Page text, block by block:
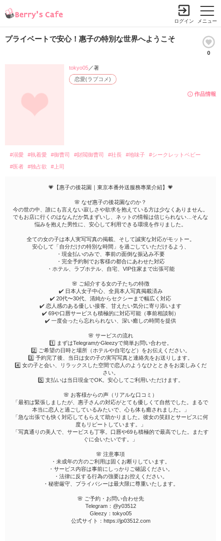
メニュー
ログイン
プライベートで安心！惠子の特別な世界へようこそ
0
作品情報
恋愛(ラブコメ)
tokyo05／著
#溺愛 #執着愛 #御曹司 #財閥御曹司 #社長 #地味子
#シークレットベビー
#医者
#独占欲 #上司
💗【惠子の後花園｜東京本番外送服務專業介紹】💗
🌸 なぜ惠子の後花園なのか？
今の世の中、誰にも言えない寂しさや欲求を抱えている方は少なくありません。
でもお店に行くのはなんだか気まずいし、ネットの情報は信じられない…そんな
悩みを抱えた男性に、安心して利用できる環境を作りました。
全ての女の子は本人実写写真の掲載、そして誠実な対応がモットー。
安心して「自分だけの特別な時間」を過ごしていただけるよう、
・現金払いのみで、事前の面倒な振込み不要
・完全予約制でお客様の都合にあわせた対応
・ホテル、ラブホテル、自宅、VIP住家まで出張可能
🌸 ご紹介する女の子たちの特徴
✔️ 日本人女子中心、全員本人写真掲載済み
✔️ 20代〜30代、清純からセクシーまで幅広く対応
✔️ 恋人感のある優しい接客、甘えたい気分に寄り添います
✔️ 69や口唇サービスも積極的に対応可能（事前相談制）
✔️ 一度会ったら忘れられない、深い癒しの時間を提供
🌸 サービスの流れ
1️⃣ まずはTelegramかGleezyで簡単お問い合わせ。
2️⃣ ご希望の日時と場所（ホテルや自宅など）をお伝えください。
3️⃣ 予約完了後、当日は女の子の実写写真と連絡先をお送りします。
4️⃣ 女の子と会い、リラックスした空間で恋人のようなひとときをお楽しみくだ
さい。
5️⃣ 支払いは当日現金でOK。安心してご利用いただけます。
🌸 お客様からの声（リアルな口コミ）
「最初は緊張しましたが、惠子さんの対応がとても優しくて自然でした。まるで
本当に恋人と過ごしているみたいで、心も体も癒されました。」
「急な出張でも快く対応してもらえて助かりました。彼女の笑顔とサービスに何
度もリピートしています。」
「写真通りの美人で、サービスも丁寧。口唇や69も積極的で最高でした。またす
ぐに会いたいです。」
🌸 注意事項
・未成年の方のご利用は固くお断りしています。
・サービス内容は事前にしっかりご確認ください。
・法律に反する行為の強要はお控えください。
・秘密厳守、プライバシーは最大限に尊重いたします。
🌸 ご予約・お問い合わせ先
Telegram：@y03512
Gleezy：tokyo05
公式サイト：https://jp03512.com